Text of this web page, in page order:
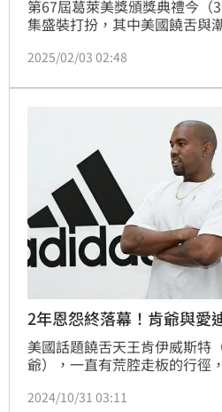
第67屆葛萊美獎頒獎典禮今（
集盛裝打扮，其中美國饒舌與
Censori）卻以「驚人透視裝」
2025/02/03 02:48
2年恩怨終落幕！肯爺與愛
美國話題饒舌天王肯伊威斯特
爺），一直有荒腔走板的行徑
太主義是狗屎（antisemitic）
2024/10/31 03:11